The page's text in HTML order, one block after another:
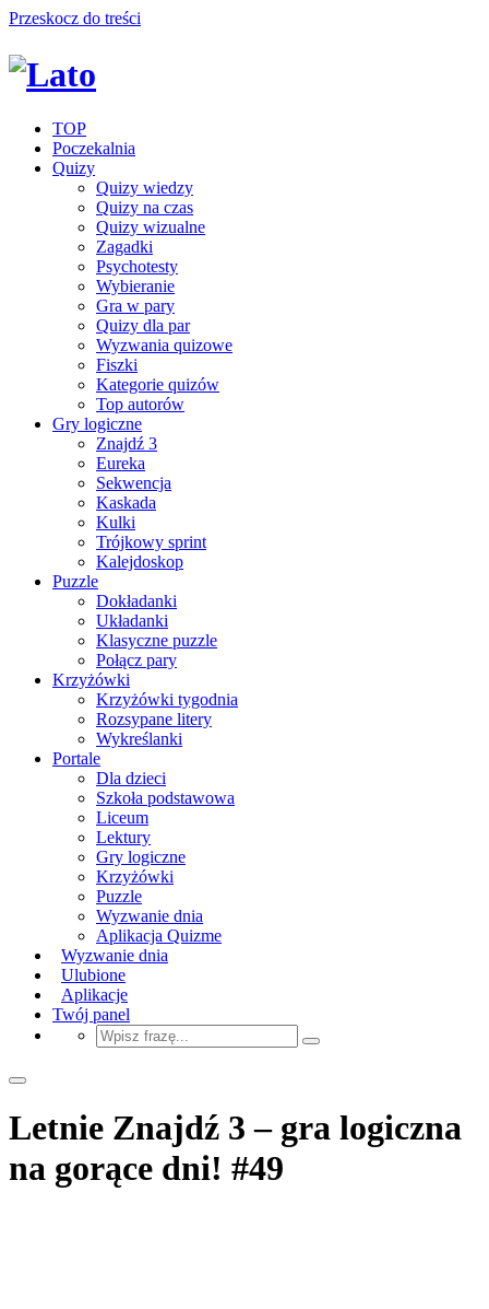
Przeskocz do treści
TOP
Poczekalnia
Quizy
Quizy wiedzy
Quizy na czas
Quizy wizualne
Zagadki
Psychotesty
Wybieranie
Gra w pary
Quizy dla par
Wyzwania quizowe
Fiszki
Kategorie quizów
Top autorów
Gry logiczne
Znajdź 3
Eureka
Sekwencja
Kaskada
Kulki
Trójkowy sprint
Kalejdoskop
Puzzle
Dokładanki
Układanki
Klasyczne puzzle
Połącz pary
Krzyżówki
Krzyżówki tygodnia
Rozsypane litery
Wykreślanki
Portale
Dla dzieci
Szkoła podstawowa
Liceum
Lektury
Gry logiczne
Krzyżówki
Puzzle
Wyzwanie dnia
Aplikacja Quizme
Wyzwanie dnia
Ulubione
Aplikacje
Twój panel
Letnie Znajdź 3 – gra logiczna
na gorące dni! #49